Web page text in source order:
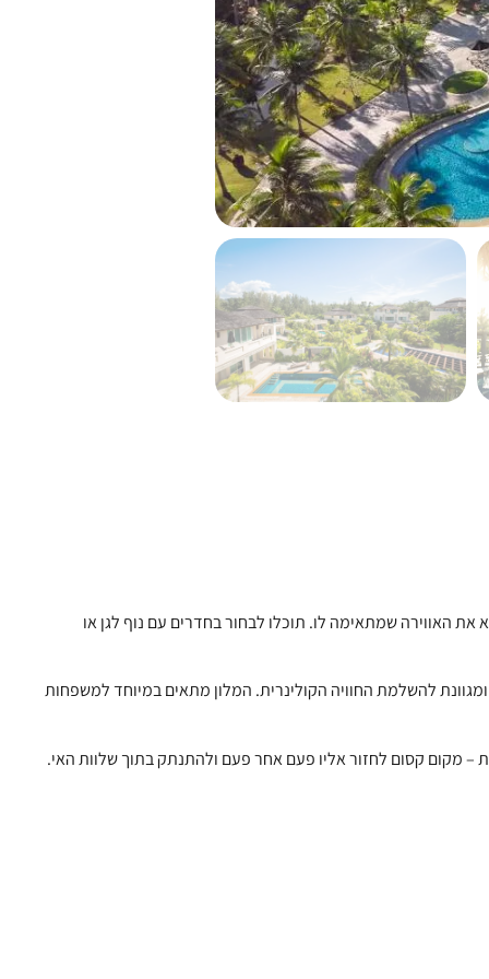
שטח רחב ידיים, עם 223 חדרים ווילות – כך שכל אחד ימצא את האווירה שמתאימה לו. תוכלו לבחור בחדרים עם נוף לגן או
להשלמת החוויה הקולינרית. המלון מתאים במיוחד למשפחות
– מקום קסום לחזור אליו פעם אחר פעם ולהתנתק בתוך שלוות האי.